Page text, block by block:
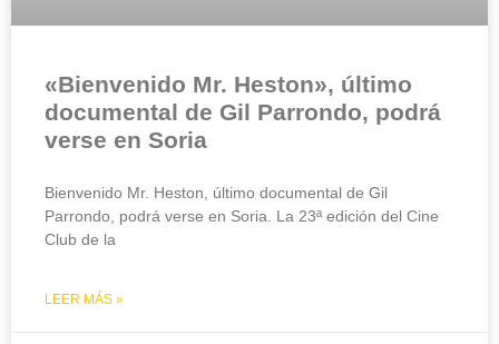
«Bienvenido Mr. Heston», último
documental de Gil Parrondo, podrá
verse en Soria
Bienvenido Mr. Heston, último documental de Gil
Parrondo, podrá verse en Soria. La 23ª edición del Cine
Club de la
LEER MÁS »